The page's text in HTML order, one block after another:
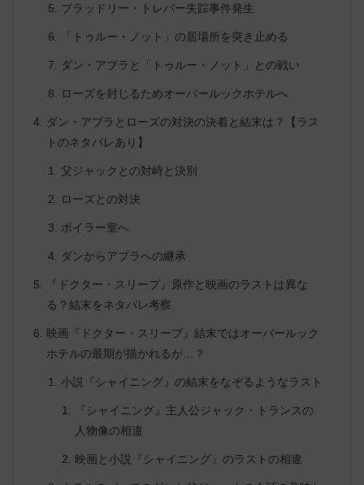
ブラッドリー・トレバー失踪事件発生
「トゥルー・ノット」の居場所を突き止める
ダン・アブラと「トゥルー・ノット」との戦い
ローズを封じるためオーバールックホテルへ
ダン・アブラとローズの対決の決着と結末は？【ラス
トのネタバレあり】
父ジャックとの対峙と決別
ローズとの対決
ボイラー室へ
ダンからアブラへの継承
『ドクター・スリープ』原作と映画のラストは異な
る？結末をネタバレ考察
映画『ドクター・スリープ』結末ではオーバールック
ホテルの最期が描かれるが…？
小説『シャイニング』の結末をなぞるようなラスト
『シャイニング』主人公ジャック・トランスの
人物像の相違
映画と小説『シャイニング』のラストの相違